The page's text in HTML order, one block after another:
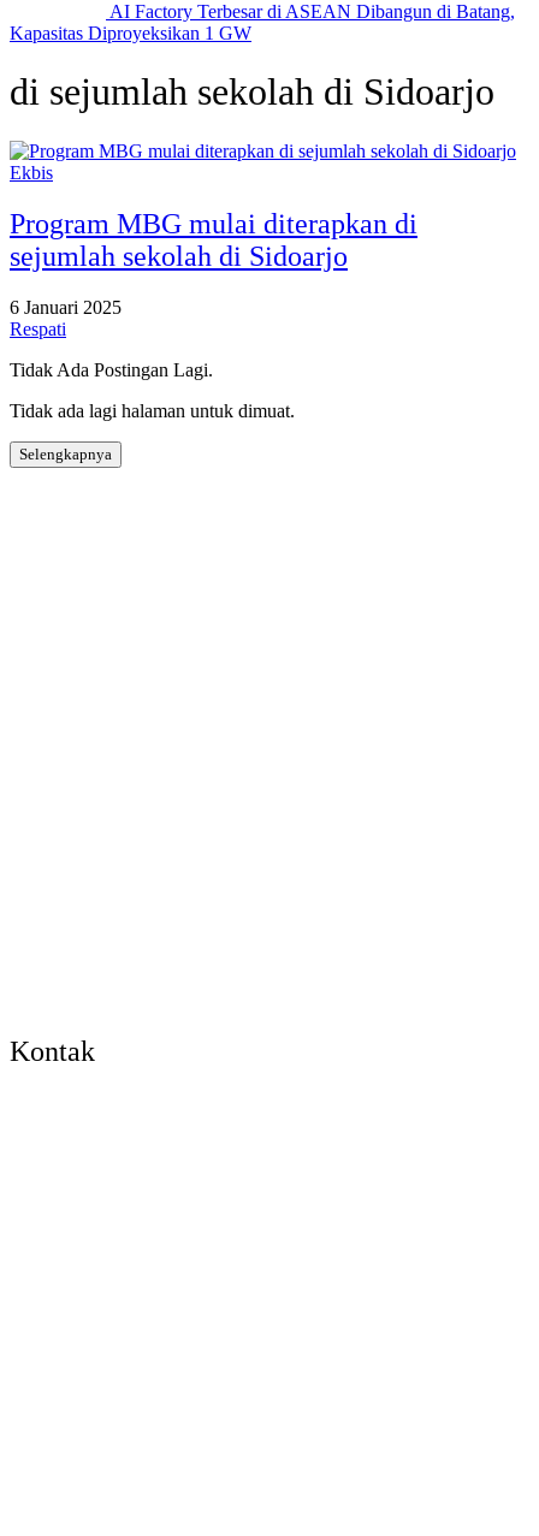
AI Factory Terbesar di ASEAN Dibangun di Batang,
Kapasitas Diproyeksikan 1 GW
di sejumlah sekolah di Sidoarjo
Ekbis
Program MBG mulai diterapkan di
sejumlah sekolah di Sidoarjo
6 Januari 2025
Respati
Tidak Ada Postingan Lagi.
Tidak ada lagi halaman untuk dimuat.
Selengkapnya
Kontak